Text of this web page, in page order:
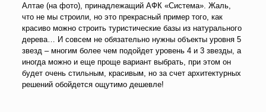
Алтае (на фото), принадлежащий АФК «Система». Жаль,
что не мы строили, но это прекрасный пример того, как
красиво можно строить туристические базы из натурального
дерева… И совсем не обязательно нужны объекты уровня 5
звезд – многим более чем подойдет уровень 4 и 3 звезды, а
иногда можно и еще проще вариант выбрать, при этом он
будет очень стильным, красивым, но за счет архитектурных
решений обойдется ощутимо дешевле!